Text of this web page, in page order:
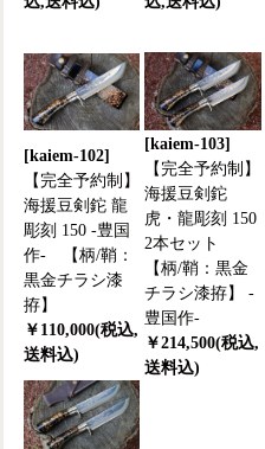
[kaiem-102]
【完全予約制】
海援豆剣鉈 龍
彫刻 150 -豊国
作- 【柄/鞘：
黒金チラシ漆
拵】
￥110,000(税込,
送料込)
[kaiem-103]
【完全予約制】
海援豆剣鉈
虎・龍彫刻 150
2本セット
【柄/鞘：黒金
チラシ漆拵】 -
豊国作-
￥214,500(税込,
送料込)